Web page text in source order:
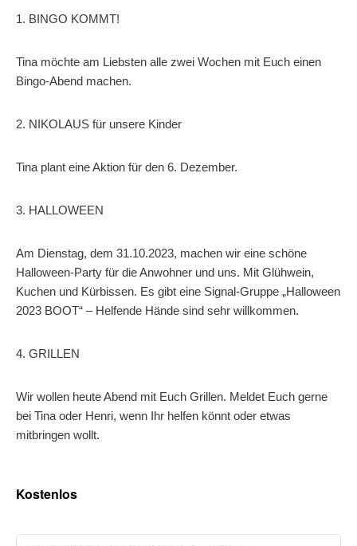
1. BINGO KOMMT!
Tina möchte am Liebsten alle zwei Wochen mit Euch einen
Bingo-Abend machen.
2. NIKOLAUS für unsere Kinder
Tina plant eine Aktion für den 6. Dezember.
3. HALLOWEEN
Am Dienstag, dem 31.10.2023, machen wir eine schöne
Halloween-Party für die Anwohner und uns. Mit Glühwein,
Kuchen und Kürbissen. Es gibt eine Signal-Gruppe „Halloween
2023 BOOT“ – Helfende Hände sind sehr willkommen.
4. GRILLEN
Wir wollen heute Abend mit Euch Grillen. Meldet Euch gerne
bei Tina oder Henri, wenn Ihr helfen könnt oder etwas
mitbringen wollt.
Kostenlos